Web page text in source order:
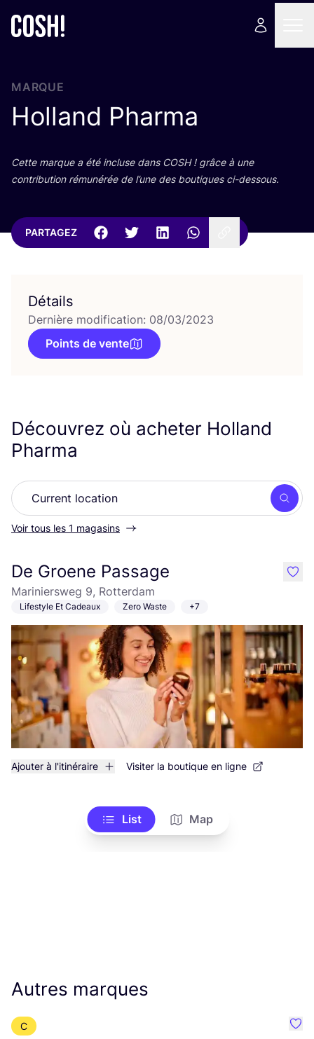
MARQUE
Holland Pharma
Cette marque a été incluse dans COSH! grâce à une
contri­bu­tion rému­né­rée de l’une des bou­tiques ci-dessous.
PARTAGEZ
Détails
Dernière modification: 08/03/2023
Points de vente
Découvrez où acheter Holland
Pharma
Voir tous les 1 magasins
De Groene Passage
Mariniersweg 9, Rotterdam
Lifestyle Et Cadeaux Zero Waste +7
Ajouter à l'itinéraire Visiter la boutique en ligne
like
List Map
Autres marques
C